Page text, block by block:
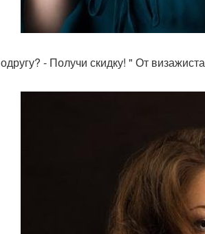
- Получи скидку! " От